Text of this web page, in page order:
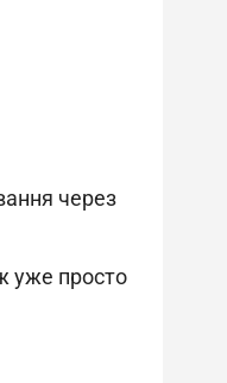
через
уже просто